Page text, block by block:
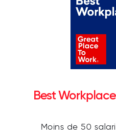
Best
Moins de 50